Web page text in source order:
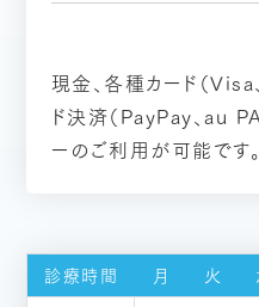
現金、各種カード（
ド決済（PayPay、au
ーのご利用が可能です。
診療時間 月 火